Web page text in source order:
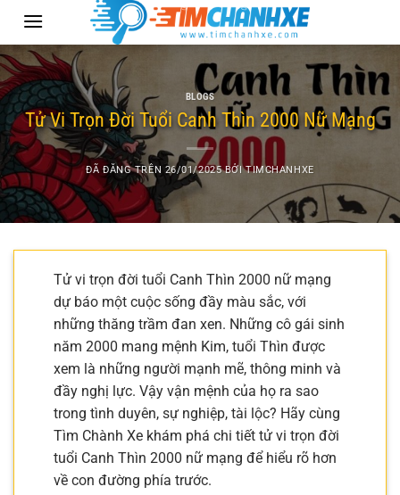
nội
dung
BLOGS
Tử Vi Trọn Đời Tuổi Canh Thìn 2000 Nữ Mạng
ĐÃ ĐĂNG TRÊN 26/01/2025 BỞITIMCHANHXE
Tử vi trọn đời tuổi Canh Thìn 2000 nữ mạng
dự báo một cuộc sống đầy màu sắc, với
những thăng trầm đan xen. Những cô gái sinh
năm 2000 mang mệnh Kim, tuổi Thìn được
xem là những người mạnh mẽ, thông minh và
đầy nghị lực. Vậy vận mệnh của họ ra sao
trong tình duyên, sự nghiệp, tài lộc? Hãy cùng
Tìm Chành Xe khám phá chi tiết tử vi trọn đời
tuổi Canh Thìn 2000 nữ mạng để hiểu rõ hơn
về con đường phía trước.